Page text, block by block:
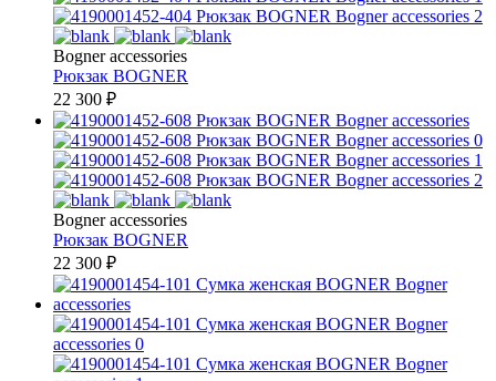
Bogner accessories
Рюкзак BOGNER
22 300 ₽
Bogner accessories
Рюкзак BOGNER
22 300 ₽